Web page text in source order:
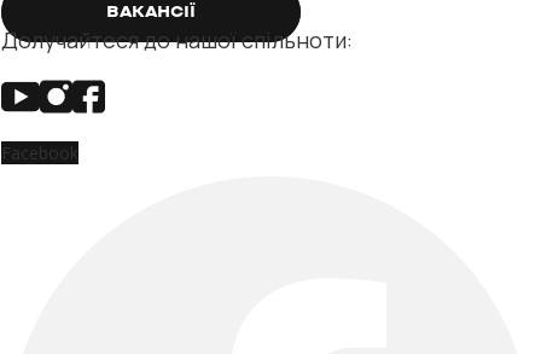
ВАКАНСІЇ
Долучайтеся до нашої спільноти:
Facebook